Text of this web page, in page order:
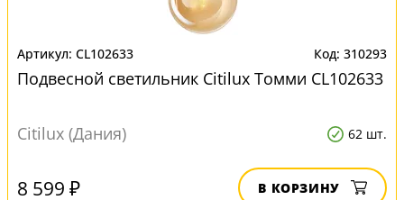
CL102633 310293
Подвесной светильник Citilux Томми CL102633
Citilux (Дания) 62 шт.
8 599 ₽ В КОРЗИНУ